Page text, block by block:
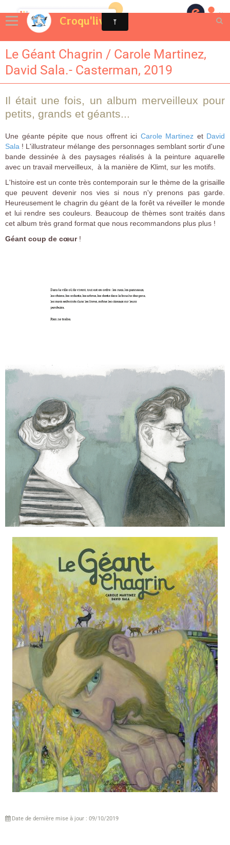
Croqu'livre
Le Géant Chagrin / Carole Martinez,
David Sala.- Casterman, 2019
Il était une fois, un album merveilleux pour
petits, grands et géants...
Une géante pépite que nous offrent ici Carole Martinez et David
Sala ! L'illustrateur mélange des personnages semblant sortir d'une
bande dessinée à des paysages réalisés à la peinture aquarelle
avec un travail merveilleux, à la manière de Klimt, sur les motifs.
L'histoire est un conte très contemporain sur le thème de la grisaille
que peuvent devenir nos vies si nous n'y prenons pas garde.
Heureusement le chagrin du géant de la forêt va réveiller le monde
et lui rendre ses couleurs. Beaucoup de thèmes sont traités dans
cet album très grand format que nous recommandons plus plus !
Géant coup de cœur!
Date de dernière mise à jour : 09/10/2019